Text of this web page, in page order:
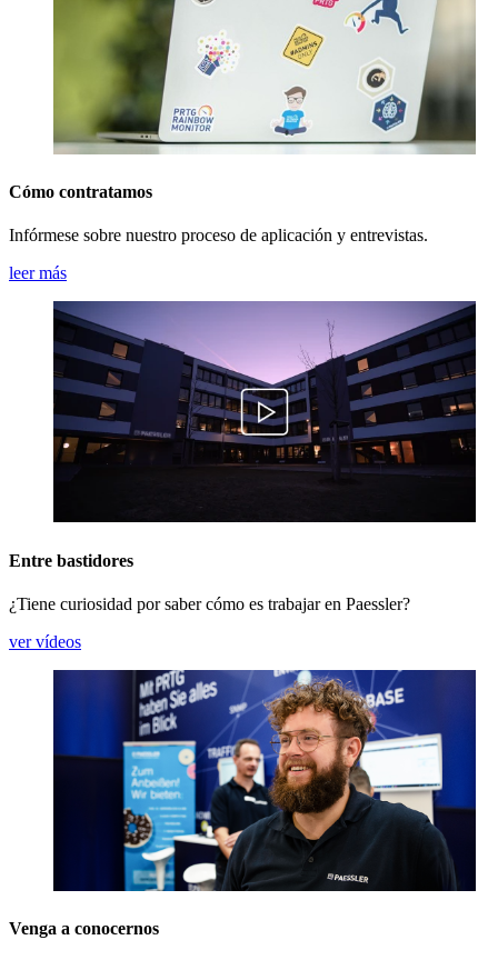
Cómo contratamos
Infórmese sobre nuestro proceso de aplicación y entrevistas.
leer más
Entre bastidores
¿Tiene curiosidad por saber cómo es trabajar en Paessler?
ver vídeos
Venga a conocernos